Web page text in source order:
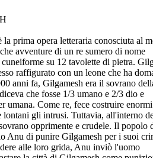
prima opera letteraria conosciuta al
avventure di un re sumero di nome
su 12 tavolette di pietra.
raffigurato con un leone che ha
anni fa, Gilgamesh era il sovrano
che fosse 1/3 umano e 2/3 dio e
umana. Come re, fece costruire
lontani gli intrusi. Tuttavia, all'interno
opprimente e crudele. Il popolo
Anu di punire Gilgamesh per i suoi
alle loro grida, Anu inviò l'uomo